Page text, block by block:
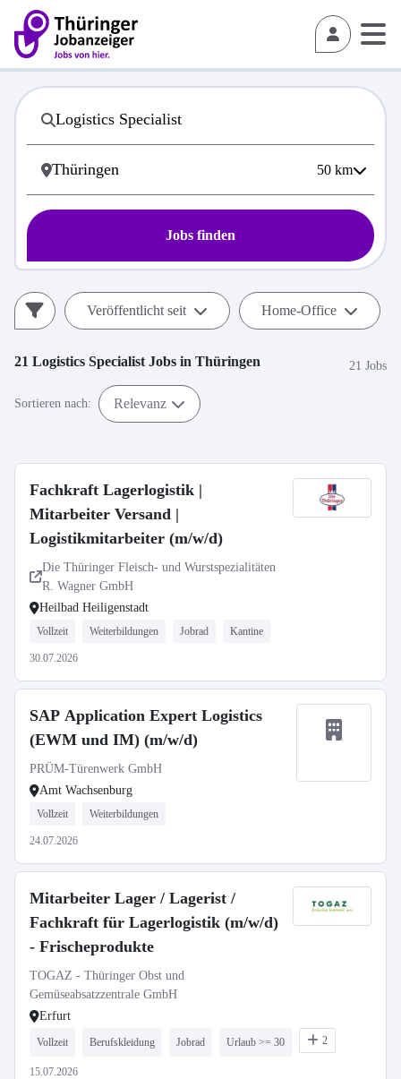
50 km
Jobs finden
Veröffentlicht seit Home-Office
21 Logistics Specialist Jobs in Thüringen 21 Jobs
Sortieren nach: Relevanz
Fachkraft Lagerlogistik |
Mitarbeiter Versand |
Logistikmitarbeiter (m/w/d)
Die Thüringer Fleisch- und Wurstspezialitäten
R. Wagner GmbH
Heilbad Heiligenstadt
Vollzeit Weiterbildungen Jobrad Kantine
30.07.2026
SAP Application Expert Logistics
(EWM und IM) (m/w/d)
PRÜM-Türenwerk GmbH
Amt Wachsenburg
Vollzeit Weiterbildungen
24.07.2026
Mitarbeiter Lager / Lagerist /
Fachkraft für Lagerlogistik (m/w/d)
- Frischeprodukte
TOGAZ - Thüringer Obst und
Gemüseabsatzzentrale GmbH
Erfurt
Vollzeit Berufskleidung Jobrad Urlaub >= 30 2
15.07.2026